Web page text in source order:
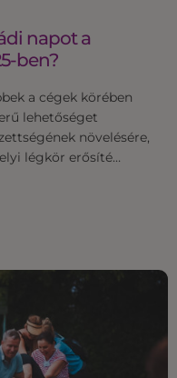
napot a
ben?
a cégek körében
lehetőséget
növelésére,
légkör erősíté…